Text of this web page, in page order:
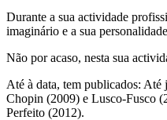
Durante a sua actividade
imaginário e a sua
Não por acaso, nesta sua
Até à data, tem publicados:
Chopin (2009) e Lusco-Fusco
Perfeito (2012).